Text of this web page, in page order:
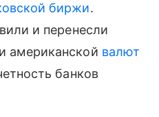
биржи.
и перенесли
американской валют
банков